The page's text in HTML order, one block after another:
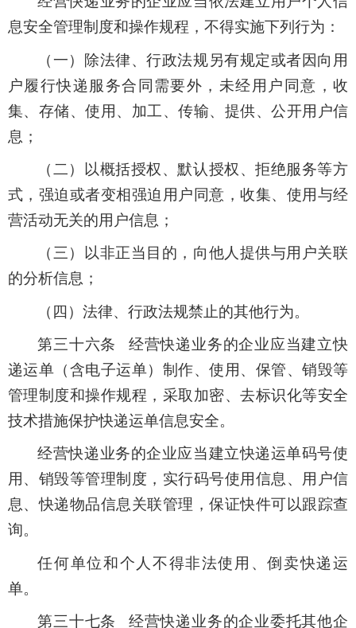
息安全管理制度和操作规程，不得实施下列行为：
（一）除法律、行政法规另有规定或者因向用
户履行快递服务合同需要外，未经用户同意，收
集、存储、使用、加工、传输、提供、公开用户信
息；
（二）以概括授权、默认授权、拒绝服务等方
式，强迫或者变相强迫用户同意，收集、使用与经
营活动无关的用户信息；
（三）以非正当目的，向他人提供与用户关联
的分析信息；
（四）法律、行政法规禁止的其他行为。
第三十六条 经营快递业务的企业应当建立快
递运单（含电子运单）制作、使用、保管、销毁等
管理制度和操作规程，采取加密、去标识化等安全
技术措施保护快递运单信息安全。
经营快递业务的企业应当建立快递运单码号使
用、销毁等管理制度，实行码号使用信息、用户信
息、快递物品信息关联管理，保证快件可以跟踪查
询。
任何单位和个人不得非法使用、倒卖快递运
单。
第三十七条 经营快递业务的企业委托其他企